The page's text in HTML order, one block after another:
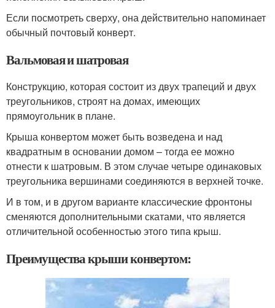
Если посмотреть сверху, она действительно напоминает
обычный почтовый конверт.
Вальмовая и шатровая
Конструкцию, которая состоит из двух трапеций и двух
треугольников, строят на домах, имеющих
прямоугольник в плане.
Крыша конвертом может быть возведена и над
квадратным в основании домом – тогда ее можно
отнести к шатровым. В этом случае четыре одинаковых
треугольника вершинами соединяются в верхней точке.
И в том, и в другом варианте классические фронтоны
сменяются дополнительными скатами, что является
отличительной особенностью этого типа крыш.
Преимущества крыши конвертом: